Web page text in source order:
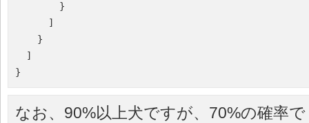
        }
      ]
    }
  ]
なお、90%以上犬ですが、70%の確